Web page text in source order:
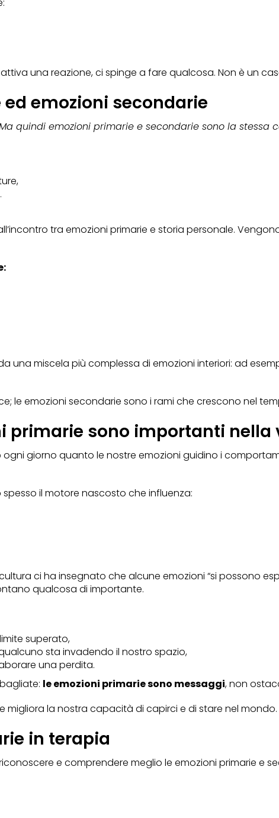
una reazione, ci spinge a fare qualcosa. Non è un
emozioni secondarie
quindi emozioni primarie e secondarie sono la stessa
tra emozioni primarie e storia personale.
una miscela più complessa di emozioni interiori: ad
le emozioni secondarie sono i rami che crescono nel
primarie sono importanti
ogni giorno quanto le nostre emozioni guidino i
spesso il motore nascosto che influenza:
ci ha insegnato che alcune emozioni “si possono
qualcosa di importante.
superato,
sta invadendo il nostro spazio,
una perdita.
le emozioni primarie sono messaggi, non
migliora la nostra capacità di capirci e di stare nel mondo.
in terapia
e comprendere meglio le emozioni primarie e